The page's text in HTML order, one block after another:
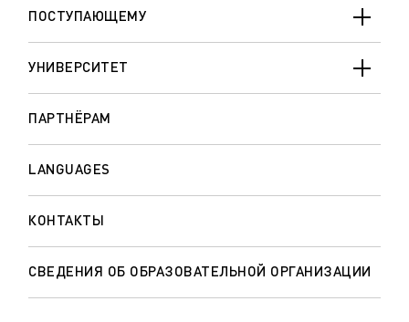
ПОСТУПАЮЩЕМУ
УНИВЕРСИТЕТ
ПАРТНЁРАМ
LANGUAGES
КОНТАКТЫ
СВЕДЕНИЯ ОБ ОБРАЗОВАТЕЛЬНОЙ ОРГАНИЗАЦИИ